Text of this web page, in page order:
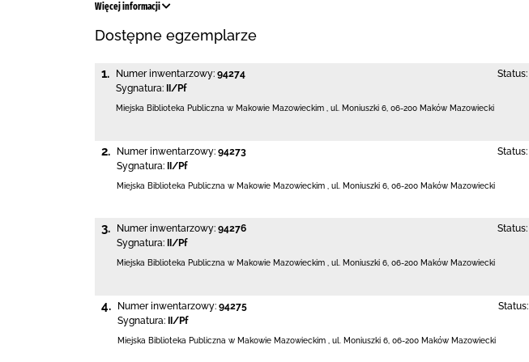
Więcej informacji
Dostępne egzemplarze
1. Numer inwentarzowy: 94274
Sygnatura:
II/Pf
Status:
Miejska Biblioteka Publiczna w Makowie Mazowieckim ul. Moniuszki 6 06-200 Maków Mazowiecki
2. Numer inwentarzowy: 94273
Sygnatura: II/Pf
Status:
Miejska Biblioteka Publiczna w Makowie Mazowieckim ul. Moniuszki 6 06-200 Maków Mazowiecki
3. Numer inwentarzowy: 94276
Sygnatura:
II/Pf
Status:
Miejska Biblioteka Publiczna w Makowie Mazowieckim , ul. Moniuszki 6, 06-200 Maków Mazowiecki
4. Numer inwentarzowy: 94275
Sygnatura: II/Pf
Status:
Miejska Biblioteka Publiczna w Makowie Mazowieckim ul. Moniuszki 6 06-200 Maków Mazowiecki